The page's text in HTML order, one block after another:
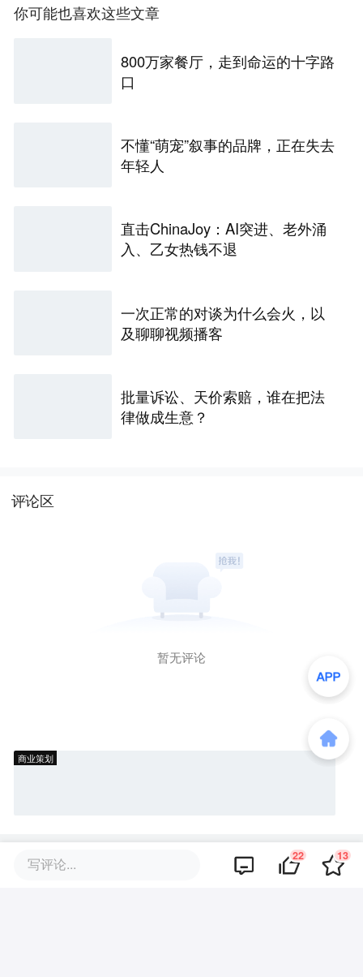
你可能也喜欢这些文章
800万家餐厅，走到命运的十字路
口
不懂“萌宠”叙事的品牌，正在失去
年轻人
直击ChinaJoy：AI突进、老外涌
入、乙女热钱不退
一次正常的对谈为什么会火，以
及聊聊视频播客
批量诉讼、天价索赔，谁在把法
律做成生意？
评论区
暂无评论
商业策划
写评论... 22 13
商务合作 加入我们
联系我们